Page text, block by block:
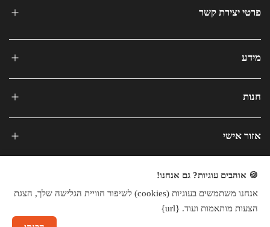
פרטי יצירת קשר
מידע
חנות
אזור אישי
כל הזכויות שמורות © 2025
🍪 אוהבים עוגיות? גם אנחנו!
אנחנו משתמשים בעוגיות (cookies) לשיפור חוויית הגלישה שלך, הצגת
הצעות מותאמות ועוד. {url}